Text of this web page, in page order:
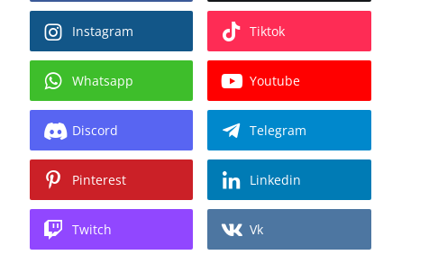
Instagram Tiktok
Whatsapp Youtube
Discord Telegram
Pinterest Linkedin
Twitch Vk